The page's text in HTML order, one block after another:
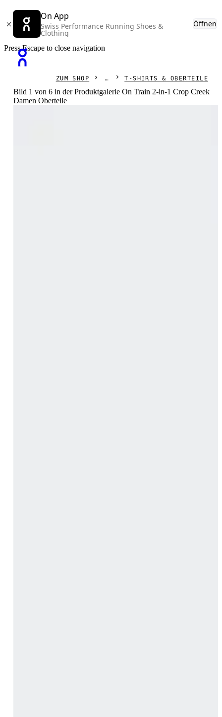
On App
Swiss Performance Running Shoes &
Clothing
Öffnen
Press Escape to close navigation
ZUM SHOP T-SHIRTS & OBERTEILE
Bild 1 von 6 in der Produktgalerie On Train 2-in-1 Crop Creek
Damen Oberteile